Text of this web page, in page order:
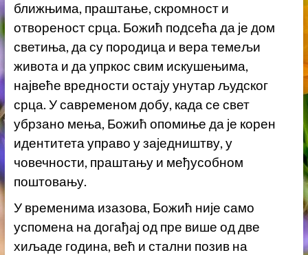
ближњима, праштање, скромност и
отвореност срца. Божић подсећа да је дом
светиња, да су породица и вера темељи
живота и да упркос свим искушењима,
највеће вредности остају унутар људског
срца. У савременом добу, када се свет
убрзано мења, Божић опомиње да је корен
идентитета управо у заједништву, у
човечности, праштању и међусобном
поштовању.
У временима изазова, Божић није само
успомена на догађај од пре више од две
хиљаде година, већ и стални позив на